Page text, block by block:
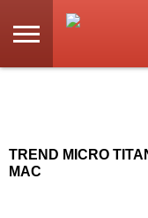
TREND MICRO
MAC